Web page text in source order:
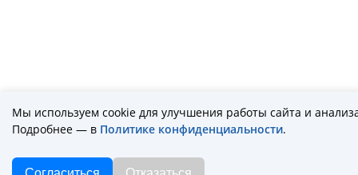
Мы используем cookie для улучшения работы сайта и
Подробнее — в Политике конфиденциальности.